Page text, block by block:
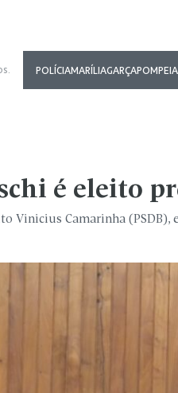
POLÍCIAMARÍLIAGARÇAPOMPEIA
é eleito
Vinicius Camarinha (PSDB),